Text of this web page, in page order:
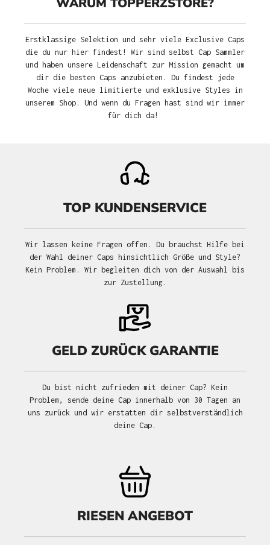
Erstklassige Selektion und sehr viele Exclusive Caps
die du nur hier findest! Wir sind selbst Cap Sammler
und haben unsere Leidenschaft zur Mission gemacht um
dir die besten Caps anzubieten. Du findest jede
Woche viele neue limitierte und exklusive Styles in
unserem Shop. Und wenn du Fragen hast sind wir immer
für dich da!
TOP KUNDENSERVICE
Wir lassen keine Fragen offen. Du brauchst Hilfe bei
der Wahl deiner Caps hinsichtlich Größe und Style?
Kein Problem. Wir begleiten dich von der Auswahl bis
zur Zustellung.
GELD ZURÜCK GARANTIE
Du bist nicht zufrieden mit deiner Cap? Kein
Problem, sende deine Cap innerhalb von 30 Tagen an
uns zurück und wir erstatten dir selbstverständlich
deine Cap.
RIESEN ANGEBOT